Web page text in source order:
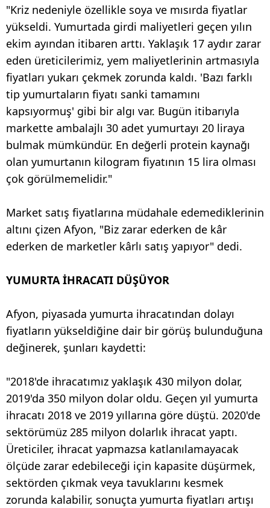
"Kriz nedeniyle özellikle soya ve mısırda fiyatlar
yükseldi. Yumurtada girdi maliyetleri geçen yılın
ekim ayından itibaren arttı. Yaklaşık 17 aydır zarar
eden üreticilerimiz, yem maliyetlerinin artmasıyla
fiyatları yukarı çekmek zorunda kaldı. 'Bazı farklı
tip yumurtaların fiyatı sanki tamamını
kapsıyormuş' gibi bir algı var. Bugün itibarıyla
markette ambalajlı 30 adet yumurtayı 20 liraya
bulmak mümkündür. En değerli protein kaynağı
olan yumurtanın kilogram fiyatının 15 lira olması
çok görülmemelidir."
Market satış fiyatlarına müdahale edemediklerinin
altını çizen Afyon, "Biz zarar ederken de kâr
ederken de marketler kârlı satış yapıyor" dedi.
YUMURTA İHRACATI DÜŞÜYOR
Afyon, piyasada yumurta ihracatından dolayı
fiyatların yükseldiğine dair bir görüş bulunduğuna
değinerek, şunları kaydetti:
"2018'de ihracatımız yaklaşık 430 milyon dolar,
2019'da 350 milyon dolar oldu. Geçen yıl yumurta
ihracatı 2018 ve 2019 yıllarına göre düştü. 2020'de
sektörümüz 285 milyon dolarlık ihracat yaptı.
Üreticiler, ihracat yapmazsa katlanılamayacak
ölçüde zarar edebileceği için kapasite düşürmek,
sektörden çıkmak veya tavuklarını kesmek
zorunda kalabilir, sonuçta yumurta fiyatları artışı